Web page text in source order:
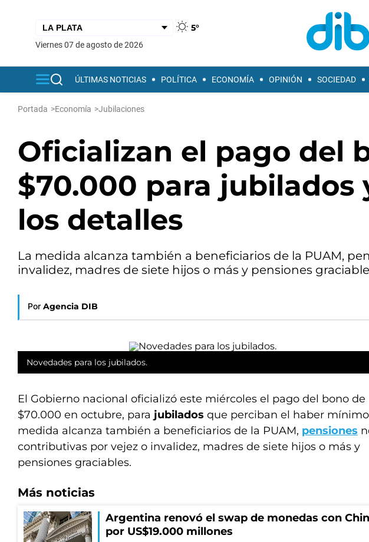
5°
viernes 07 de agosto de 2026
ÚLTIMAS NOTICIAS POLÍTICA ECONOMÍA OPINIÓN SOCIEDAD
Portada >Economía >Jubilaciones
Oficializan el pago del
$70.000 para jubilados
los detalles
La medida alcanza también a beneficiarios de la PUAM,
invalidez, madres de siete hijos o más y pensiones
Por Agencia DIB
Novedades para los jubilados.
El Gobierno nacional oficializó este miércoles el pago del bono de
$70.000 en octubre, para jubilados que perciban el haber
medida alcanza también a beneficiarios de la PUAM, pensiones
contributivas por vejez o invalidez, madres de siete hijos o más y
pensiones graciables.
Más noticias
Argentina renovó el swap de monedas con
por US$19.000 millones